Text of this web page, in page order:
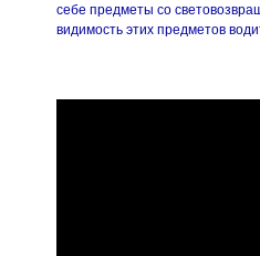
себе предметы со
видимость этих предметов